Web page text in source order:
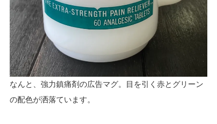
なんと、強力鎮痛剤の広告マグ。目を引く赤とグリーン
の配色が洒落ています。